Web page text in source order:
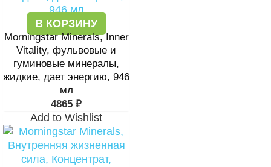
В КОРЗИНУ
Morningstar Minerals, Inner
Vitality, фульвовые и
гуминовые минералы,
жидкие, дает энергию, 946
мл
4865 ₽
Add to Wishlist